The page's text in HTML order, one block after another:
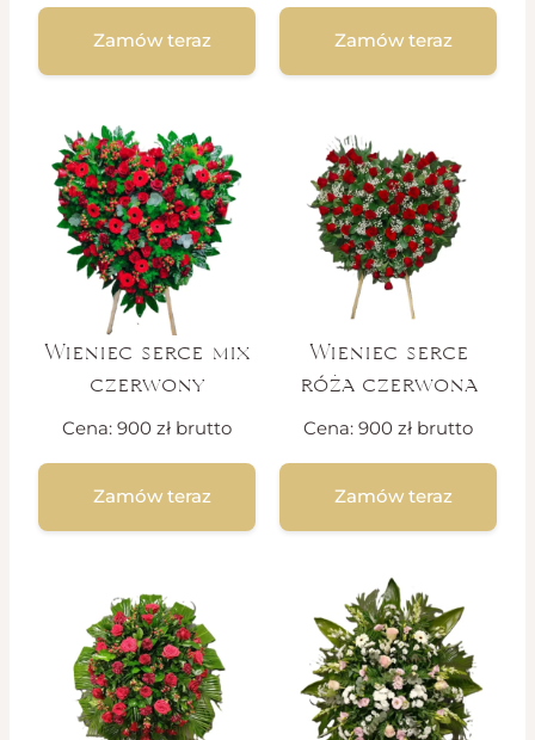
Zamów teraz Zamów teraz
Wieniec serce mix
czerwony
Cena: 900 zł brutto
Zamów teraz
Wieniec serce
róża czerwona
Cena: 900 zł brutto
Zamów teraz